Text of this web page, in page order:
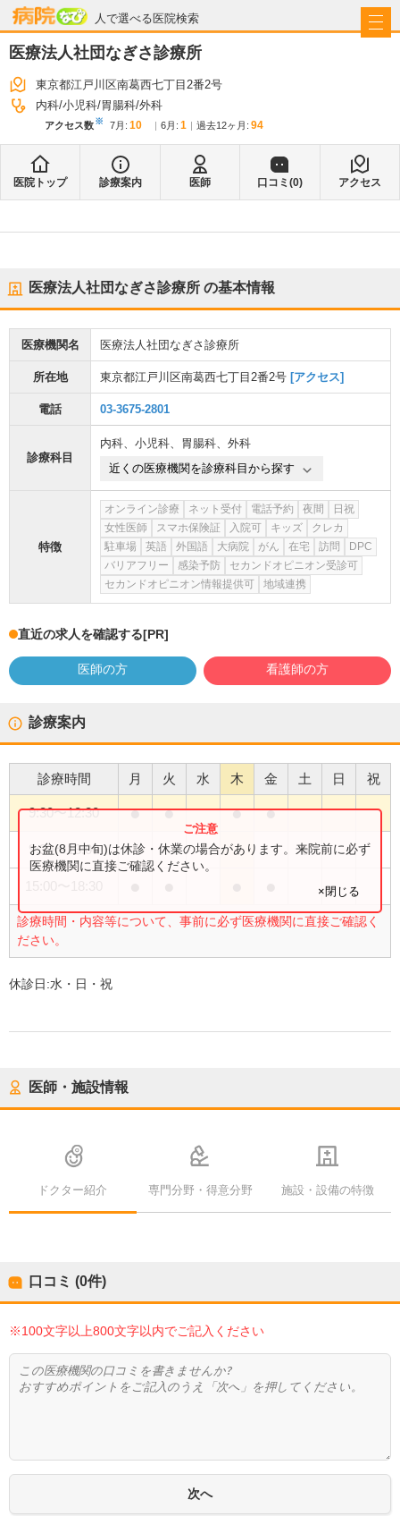
人で選べる医院検索
病院なび
医療法人社団なぎさ診療所
東京都江戸川区南葛西七丁目2番2号
内科 小児科 胃腸科 外科
アクセス数※ 7月 : 10 6月 : 1 過去12ヶ月: 94
医院トップ 診療案内 医師 口コミ(0) アクセス
医療法人社団なぎさ診療所 の基本情報
医療機関名 医療法人社団なぎさ診療所
所在地 東京都江戸川区南葛西七丁目2番2号 [アクセス]
電話 03-3675-2801
診療科目
内科、 小児科、 胃腸科、 外科
近くの医療機関を診療科目から探す
特徴
オンライン診療 ネット受付 電話予約 夜間
日祝
女性医師
スマホ保険証 入院可 キッズ
クレカ
駐車場
英語 外国語 大病院 がん 在宅 訪問
DPC
バリアフリー
感染予防
セカンドオピニオン受診可
セカンドオピニオン情報提供可
地域連携
直近の求人を確認する[PR]
医師の方 看護師の方
診療案内
診療時間 月 火 水 木 金 土 日 祝
9:30〜12:30 ● ● ● ●
9:30〜13:00 ●
診療時間・内容等について、事前に必ず医療機関に直接ご確認く
ださい。
お盆(8月中旬)は休診・休業の場合があります。来院前に必ず
医療機関に直接ご確認ください。
×閉じる
休診日:水・日・祝
医師・施設情報
ドクター紹介 専門分野・得意分野 施設・設備の特徴
口コミ (0件)
※100文字以上800文字以内でご記入ください